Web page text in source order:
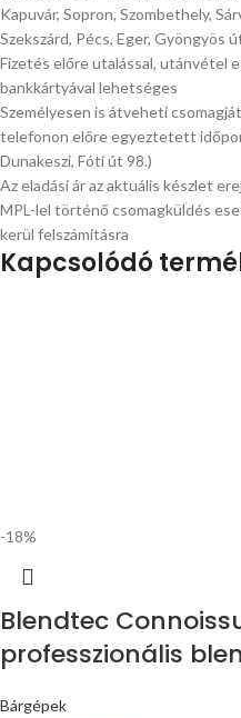
Kapuvár, Sopron, Szombethely,
Szekszárd, Pécs, Eger, Gyöngyös
Fizetés előre utalással, utánvétel
bankkártyával lehetséges
Személyesen is átveheti
telefonon előre egyeztetett
Dunakeszi, Fóti út 98.)
Az eladási ár az aktuális készlet
MPL-lel történő csomagküldés
kerül felszámításra
Kapcsolódó
-18%
Blendtec
professzionális
Bárgépek